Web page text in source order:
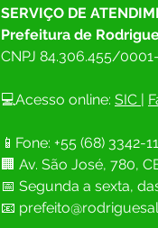
firma parceria com
realização do
ações sociais
SERVIÇO DE
Prefeitura de
CNPJ 84.306.455/
💻Acesso online: SIC |
📱Fone: +55 (68) 3342-
🏢 Av. São José, 780,
📅 Segunda a sexta,
📧